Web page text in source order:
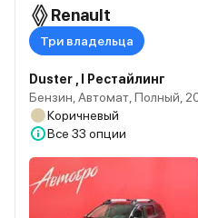
Renault
Три владельца
Duster , I Рестайлинг
Бензин, Автомат, Полный,
Коричневый
Все 33 опции